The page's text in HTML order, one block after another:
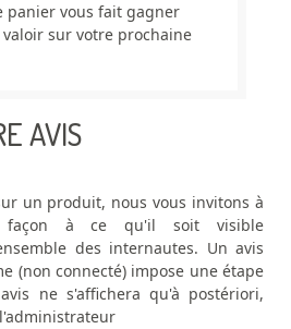
panier vous fait gagner
sur votre prochaine
AVIS
un produit, nous vous invitons à
façon à ce qu'il soit visible
des internautes. Un avis
(non connecté) impose une étape
ne s'affichera qu'à postériori,